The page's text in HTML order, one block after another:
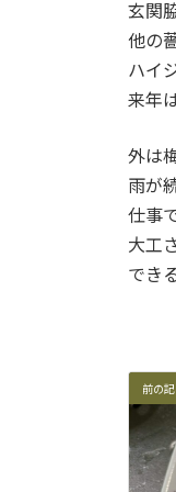
玄関
他の
ハイ
来年
外は
雨が
仕事
大工
でき
前の